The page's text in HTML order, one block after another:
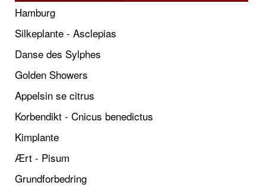
Hamburg
Silkeplante - Asclepias
Danse des Sylphes
Golden Showers
Appelsin se citrus
Korbendikt - Cnicus benedictus
Kimplante
Ært - Pisum
Grundforbedring